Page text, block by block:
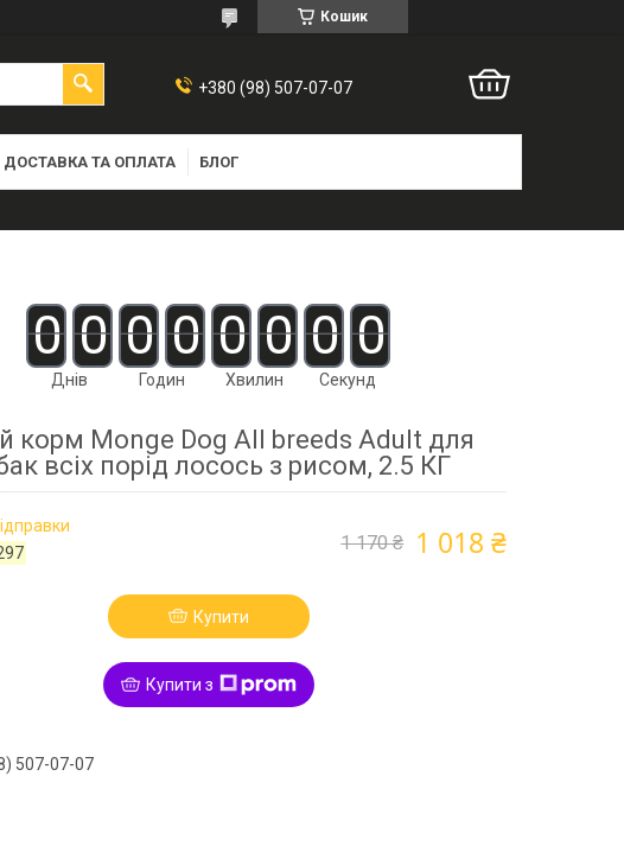
Кошик
+380 (98) 507-07-07
ДОСТАВКА ТА ОПЛАТА БЛОГ
0 0
Днів
0 0
Годин
0 0
Хвилин
0 0
Секунд
корм Monge Dog All breeds Adult для
всіх порід лосось з рисом, 2.5 КГ
1 170 ₴ 1 018 ₴
Купити
Купити з
507-07-07